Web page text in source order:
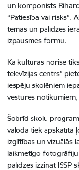
un komponists
“Patiesība vai risks”.
tēmas un palīdzēs
izpausmes formu.
Kā kultūras norise
televīzijas centrs”
iespēju skolēniem
vēstures
Šobrīd skolu
valoda tiek apskatīta
izglītības un vizuālās
laikmetīgo
palīdzēs izzināt ISSP